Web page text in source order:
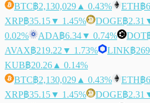
BTC฿2,130,029 ▲ 0.43% ETH฿
XRP฿35.15▼ 1.45% DOGE฿2.31
0.02%
ADA฿6.34▼ 0.74% DOT
AVAX฿219.22 ▼ 1.73% LINK฿
KUB฿20.26 ▲ 0.14%
BTC฿2,130,029 ▲ 0.43% ETH฿
XRP฿35.15▼ 1.45% DOGE฿2.31